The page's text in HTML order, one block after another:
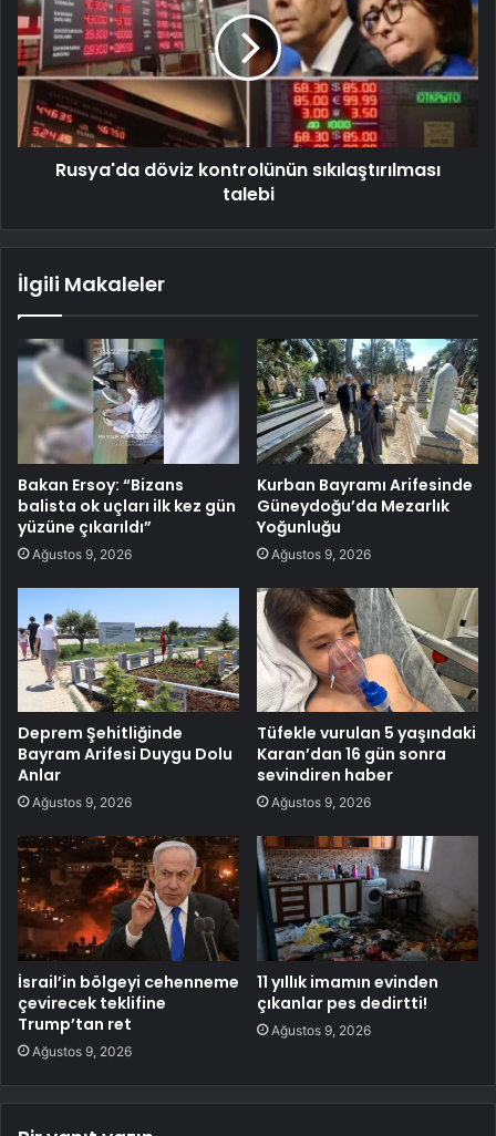
Rusya'da döviz kontrolünün sıkılaştırılması
talebi
İlgili Makaleler
Bakan Ersoy: “Bizans
balista ok uçları ilk kez gün
yüzüne çıkarıldı”
Ağustos 9, 2026
Kurban Bayramı Arifesinde
Güneydoğu’da Mezarlık
Yoğunluğu
Ağustos 9, 2026
Deprem Şehitliğinde
Bayram Arifesi Duygu Dolu
Anlar
Ağustos 9, 2026
Tüfekle vurulan 5 yaşındaki
Karan’dan 16 gün sonra
sevindiren haber
Ağustos 9, 2026
İsrail’in bölgeyi cehenneme
çevirecek teklifine
Trump’tan ret
Ağustos 9, 2026
11 yıllık imamın evinden
çıkanlar pes dedirtti!
Ağustos 9, 2026